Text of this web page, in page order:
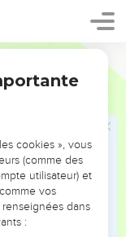
te dire :
d'Ephraïm, des
viennent d'arriver
30 kilos d'argent
» Il insista et
2 habits de
deux de ses
mains et les
cookies », vous
(comme des
utilisateur) et
vos
dans
: